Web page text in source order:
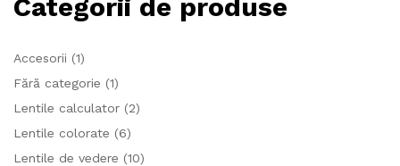
Categorii de produse
Accesorii (1)
Fără categorie (1)
Lentile calculator (2)
Lentile colorate (6)
Lentile de vedere (10)